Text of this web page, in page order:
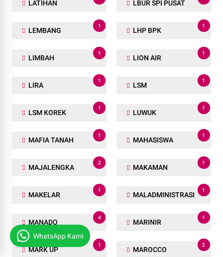
1
LAHANG HULU
1
1 1
13 1
1
LAPAS KELAS 1
1
LAPASTIK GOBAH
48
LAPASTIK RUMBAI
143
1
LAS VEGAS
1
LATIHAN
1 1
1 1
1 1
1 1
WhatsApp Kami